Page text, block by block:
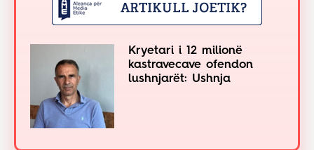
Kryetari i 12 milionë
kastravecave ofendon
lushnjarët: Ushnja